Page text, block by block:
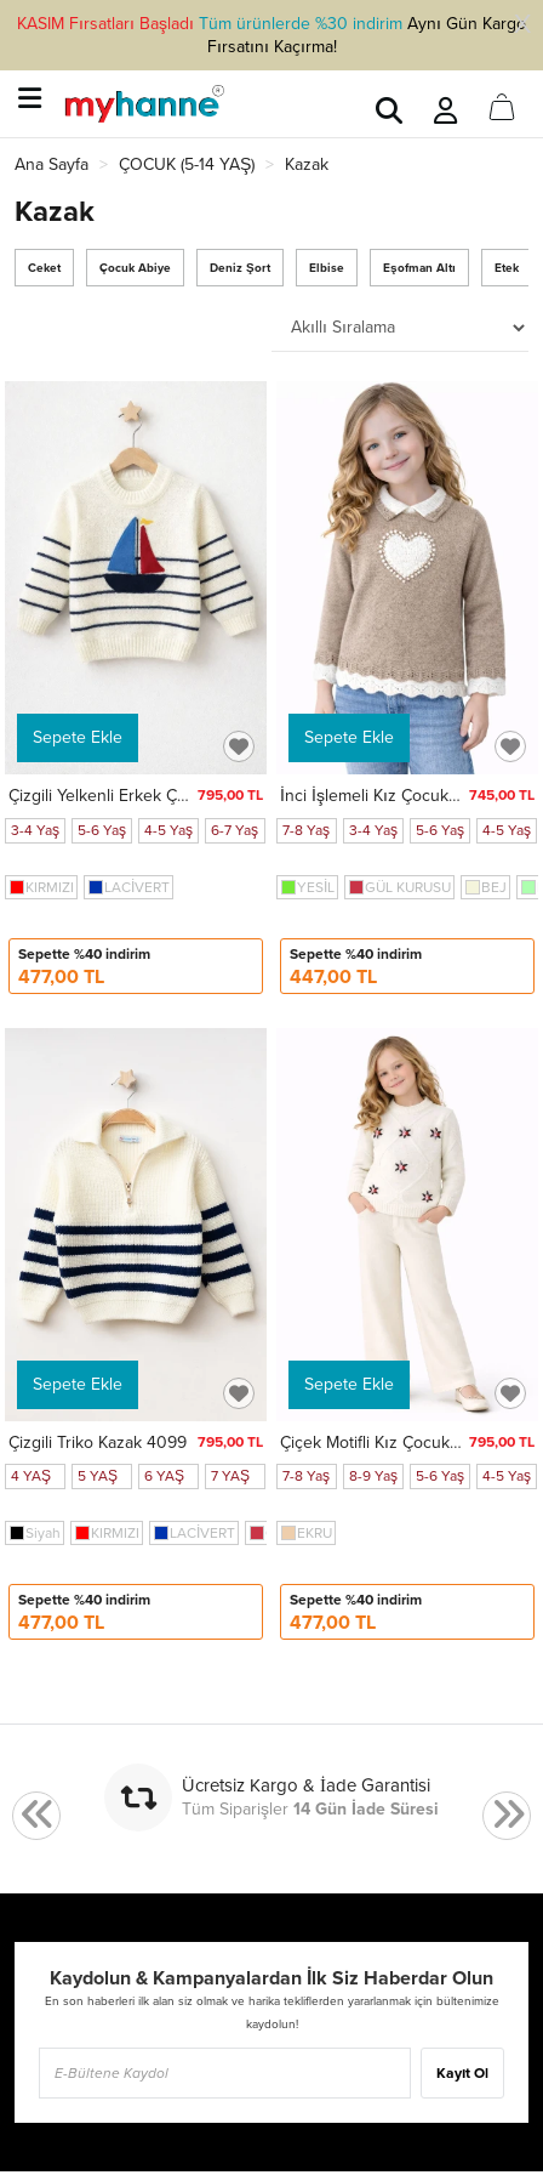
KASIM Fırsatları Başladı Tüm ürünlerde %30 indirimAynı Gün Kargo
Fırsatını Kaçırma!
Ana Sayfa ÇOCUK (5-14 YAŞ) Kazak
Kazak
Ceket Çocuk Abiye Deniz Şort Elbise Eşofman Altı Etek
Sepete Ekle
Çizgili Yelkenli Erkek Çocuk Kazak 4096 795,00 TL
3-4 Yaş
5-6 Yaş 4-5 Yaş 6-7 Yaş 2-3 Yaş
KIRMIZI LACİVERT
Sepette %40 indirim
477,00 TL
Sepete Ekle
İnci İşlemeli Kız Çocuk Kazak 4098 745,00 TL
7-8 Yaş
3-4 Yaş 5-6 Yaş 4-5 Yaş
YESİL GÜL KURUSU BEJ
Sepette %40 indirim
447,00 TL
Sepete Ekle
Çizgili Triko Kazak 4099 795,00 TL
4 YAŞ
5 YAŞ 6 YAŞ 7 YAŞ 3 Yaş
Siyah KIRMIZI LACİVERT GÜL KURUSU
Sepette %40 indirim
477,00 TL
Sepete Ekle
Çiçek Motifli Kız Çocuk Kazak 4097 795,00 TL
7-8 Yaş
8-9 Yaş 5-6 Yaş 4-5 Yaş
EKRU
Sepette %40 indirim
477,00 TL
Ücretsiz Kargo & İade Garantisi
Tüm Siparişler14 Gün İade Süresi
Kaydolun & Kampanyalardan İlk Siz Haberdar Olun
En son haberleri ilk alan siz olmak ve harika tekliflerden yararlanmak için bültenimize
kaydolun!
Kayıt Ol